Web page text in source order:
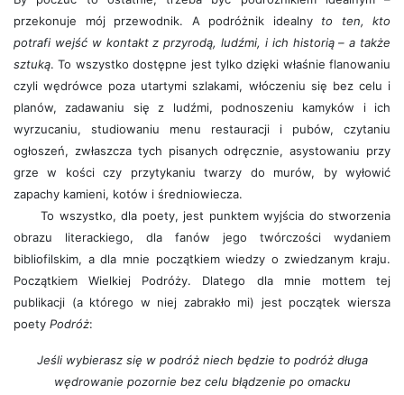
przekonuje mój przewodnik. A podróżnik idealny to ten, kto
potrafi wejść w kontakt z przyrodą, ludźmi, i ich historią – a także
sztuką. To wszystko dostępne jest tylko dzięki właśnie flanowaniu
czyli wędrówce poza utartymi szlakami, włóczeniu się bez celu i
planów, zadawaniu się z ludźmi, podnoszeniu kamyków i ich
wyrzucaniu, studiowaniu menu restauracji i pubów, czytaniu
ogłoszeń, zwłaszcza tych pisanych odręcznie, asystowaniu przy
grze w kości czy przytykaniu twarzy do murów, by wyłowić
zapachy kamieni, kotów i średniowiecza.
To wszystko, dla poety, jest punktem wyjścia do stworzenia
obrazu literackiego, dla fanów jego twórczości wydaniem
bibliofilskim, a dla mnie początkiem wiedzy o zwiedzanym kraju.
Początkiem Wielkiej Podróży. Dlatego dla mnie mottem tej
publikacji (a którego w niej zabrakło mi) jest początek wiersza
poety Podróż:
Jeśli wybierasz się w podróż niech będzie to podróż długa
wędrowanie pozornie bez celu błądzenie po omacku